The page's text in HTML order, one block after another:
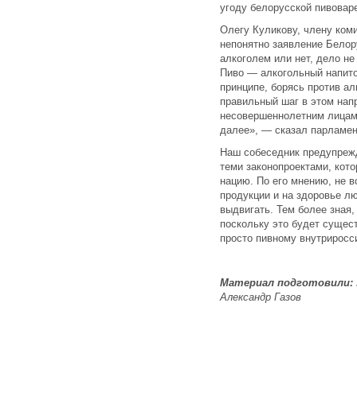
угоду белорусской
Олегу Куликову, члену
непонятно заявление
алкоголем или нет, дело
Пиво — алкогольный
принципе, борясь против
правильный шаг в этом
несовершеннолетним
далее», — сказал
Наш собеседник
теми законопроектами,
нацию. По его мнению, не
продукции и на здоровье
выдвигать. Тем более
поскольку это будет
просто пивному
Материал подготовили:
Александр Газов